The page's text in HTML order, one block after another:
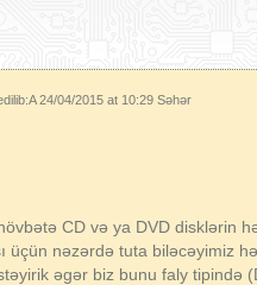
24/04/2015 at 10:29 Səhər
CD və ya DVD disklərin
üçün nəzərdə tuta biləcəyimiz
əgər biz bunu faly tipində